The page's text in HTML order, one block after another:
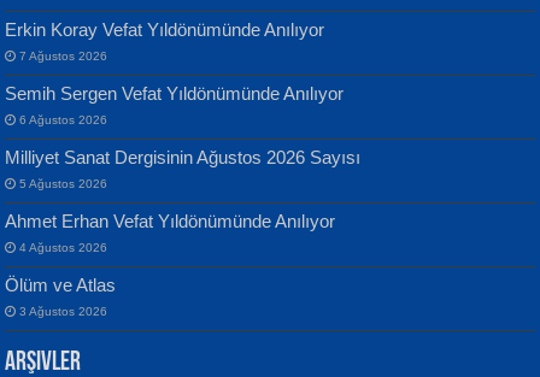
Sultan Olmadan Önce Eyüp...
EKREM KARABABA
İsmail Aydos
İnkisar...
Erkin Koray Vefat Yıldönümünde Anılıyor
7 Ağustos 2026
Semih Sergen Vefat Yıldönümünde Anılıyor
6 Ağustos 2026
Milliyet Sanat Dergisinin Ağustos 2026 Sayısı
5 Ağustos 2026
Ahmet Erhan Vefat Yıldönümünde Anılıyor
4 Ağustos 2026
Ölüm ve Atlas
3 Ağustos 2026
Arşivler